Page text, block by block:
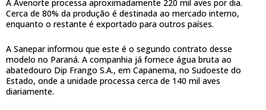
A Avenorte processa aproximadamente 220 mil aves por dia.
Cerca de 80% da produção é destinada ao mercado interno,
enquanto o restante é exportado para outros países.
A Sanepar informou que este é o segundo contrato desse
modelo no Paraná. A companhia já fornece água bruta ao
abatedouro Dip Frango S.A., em Capanema, no Sudoeste do
Estado, onde a unidade processa cerca de 140 mil aves
diariamente.